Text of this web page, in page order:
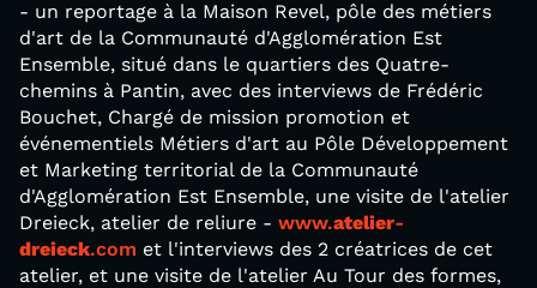
- un reportage à la Maison Revel, pôle des métiers
d'art de la Communauté d'Agglomération Est
Ensemble, situé dans le quartiers des Quatre-
chemins à Pantin, avec des interviews de Frédéric
Bouchet, Chargé de mission promotion et
événementiels Métiers d'art au Pôle Développement
et Marketing territorial de la Communauté
d'Agglomération Est Ensemble, une visite de l'atelier
Dreieck, atelier de reliure - www.atelier-
dreieck.com et l'interviews des 2 créatrices de cet
atelier, et une visite de l'atelier Au Tour des formes,